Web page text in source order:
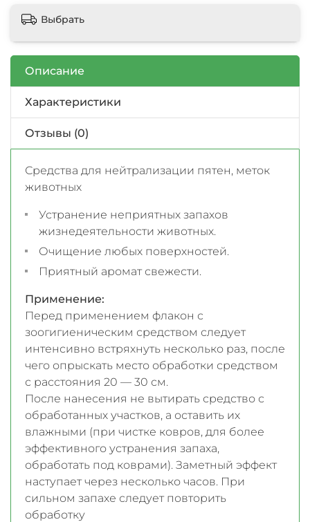
Выбрать
Описание
Характеристики
Отзывы (0)
Средства для нейтрализации пятен, меток
животных
Устранение неприятных запахов
жизнедеятельности животных.
Очищение любых поверхностей.
Приятный аромат свежести.
Применение:
Перед применением флакон с
зоогигиеническим средством следует
интенсивно встряхнуть несколько раз, после
чего опрыскать место обработки средством
с расстояния 20 — 30 см.
После нанесения не вытирать средство с
обработанных участков, а оставить их
влажными (при чистке ковров, для более
эффективного устранения запаха,
обработать под коврами). Заметный эффект
наступает через несколько часов. При
сильном запахе следует повторить
обработку